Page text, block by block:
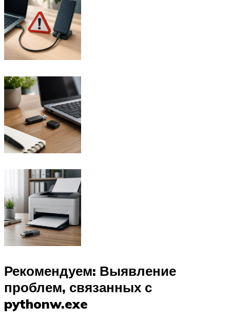
Рекомендуем: Выявление
проблем, связанных с
pythonw.exe